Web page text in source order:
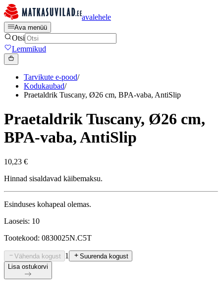
avalehele
Ava menüü
Otsi
Lemmikud
Tarvikute e-pood/
Kodukaubad/
Praetaldrik Tuscany, Ø26 cm, BPA-vaba, AntiSlip
Praetaldrik Tuscany, Ø26 cm,
BPA-vaba, AntiSlip
10,23 €
Hinnad sisaldavad käibemaksu.
Esinduses kohapeal olemas.
Laoseis: 10
Tootekood: 0830025N.C5T
Vähenda kogust 1
Suurenda kogust
Lisa ostukorvi